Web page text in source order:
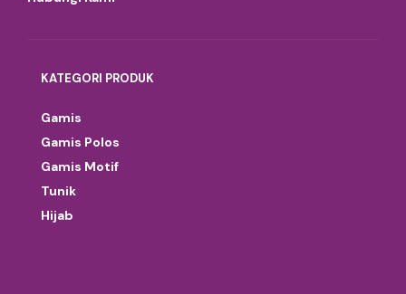
KATEGORI PRODUK
Gamis
Gamis Polos
Gamis Motif
Tunik
Hijab